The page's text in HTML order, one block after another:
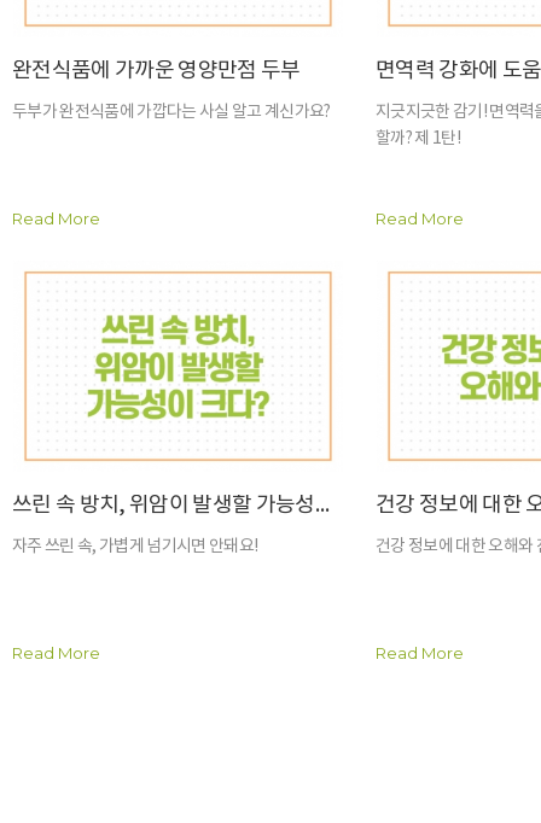
완전식품에 가까운 영양만점 두부
두부가 완전식품에 가깝다는 사실 알고 계신가요?
Read More
면역력 강화에 도
지긋지긋한 감기! 면역력
할까? 제 1탄!
Read More
쓰린 속 방치, 위암이 발생할 가능성이 크다?
자주 쓰린 속, 가볍게 넘기시면 안돼요!
Read More
건강 정보에 대한
건강 정보에 대한 오해와
Read More